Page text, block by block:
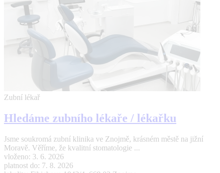
Zubní lékař
Hledáme zubního lékaře / lékařku
Jsme soukromá zubní klinika ve Znojmě, krásném městě na jižní
Moravě. Věříme, že kvalitní stomatologie ...
vloženo: 3. 6. 2026
platnost do: 7. 8. 2026